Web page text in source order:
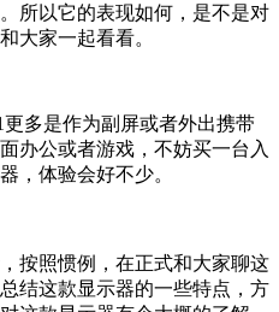
所以它的表现如何，是不是对
大家一起看看。
多是作为副屏或者外出携带
办公或者游戏，不妨买一台入
，体验会好不少。
按照惯例，在正式和大家聊这
结这款显示器的一些特点，方